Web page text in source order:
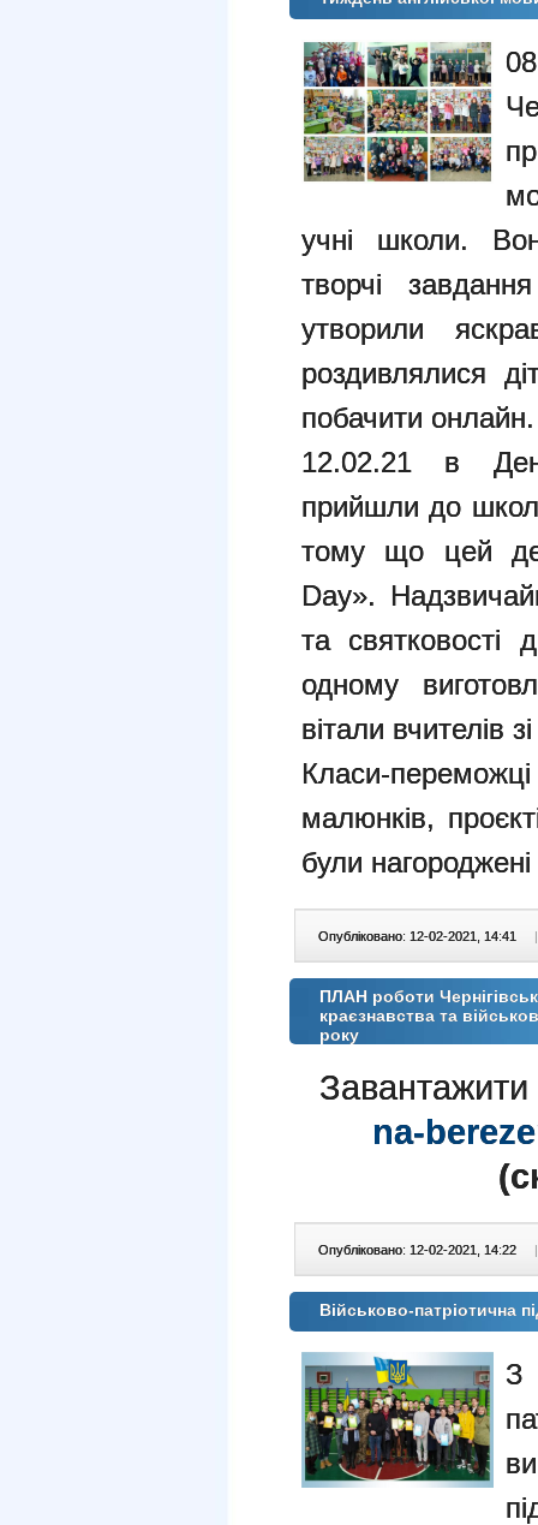
учні школи.
творчі
утворили
роздивлялися
побачити онлайн.
12.02.21 в
прийшли до
тому що цей
Day».
та святковості
одному
вітали вчителів
Класи-
малюнків,
були
Опубліковано: 12-02-2021, 14:41 |
ПЛАН роботи
краєзнавства та
року
na-
Опубліковано: 12-02-2021, 14:22 |
Військово-патріотична
З